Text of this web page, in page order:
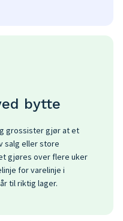
bytte
grossister gjør at et
salg eller store
gjøres over flere uker
for varelinje i
til riktig lager.